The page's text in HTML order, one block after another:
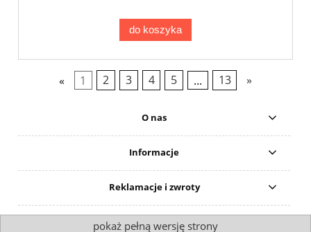
do koszyka
« 1 2 3 4 5 ... 13 »
O nas
Informacje
Reklamacje i zwroty
pokaż pełną wersję strony